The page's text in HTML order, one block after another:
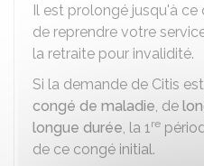
Il est prolongé jusqu'à
de reprendre votre
la retraite pour invalidité.
Si la demande de Citis
congé de maladie, de
longue durée, la 1re
de ce congé initial.